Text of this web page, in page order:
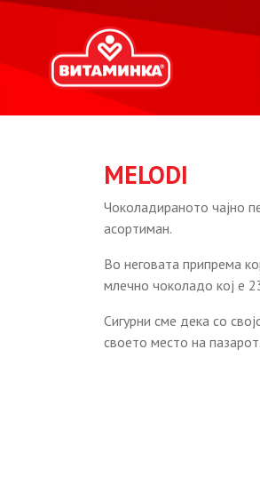
MELODI
Чоколадираното чајно
асортиман.
Во неговата припрема
млечно чоколадо кој е
Сигурни сме дека со
своето место на пазарот.